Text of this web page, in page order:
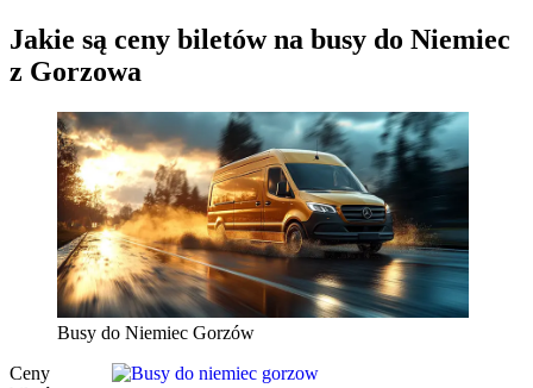
Jakie są ceny biletów na busy do Niemiec
z Gorzowa
Busy do Niemiec Gorzów
Ceny